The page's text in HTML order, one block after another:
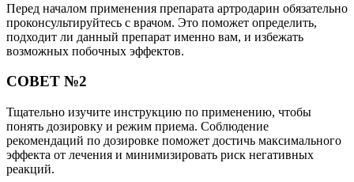
Перед началом применения препарата артродарин обязательно
проконсультируйтесь с врачом. Это поможет определить,
подходит ли данный препарат именно вам, и избежать
возможных побочных эффектов.
СОВЕТ №2
Тщательно изучите инструкцию по применению, чтобы
понять дозировку и режим приема. Соблюдение
рекомендаций по дозировке поможет достичь максимального
эффекта от лечения и минимизировать риск негативных
реакций.